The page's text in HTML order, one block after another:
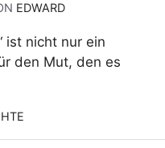
EDWARD
ist nicht nur ein
den Mut, den es